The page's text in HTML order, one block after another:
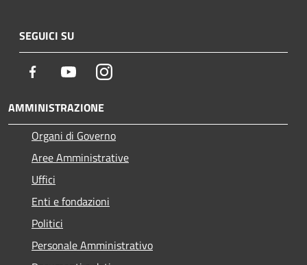
SEGUICI SU
Facebook YoutubeInstagram
AMMINISTRAZIONE
Organi di Governo
Aree Amministrative
Uffici
Enti e fondazioni
Politici
Personale Amministrativo